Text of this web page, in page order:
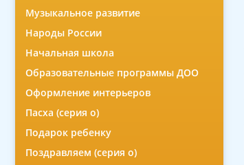
Музыкальное развитие
Народы России
Начальная школа
Образовательные программы ДОО
Оформление интерьеров
Пасха (серия о)
Подарок ребенку
Поздравляем (серия о)